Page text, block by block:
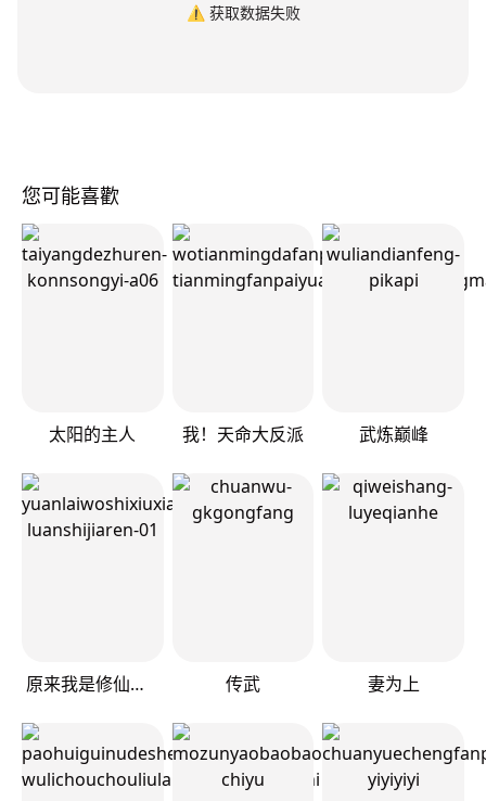
⚠️ 获取数据失败
您可能喜歡
太阳的主人 我！天命大反派 武炼巅峰
原来我是修仙大佬 传武 妻为上